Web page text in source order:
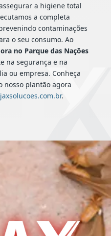
a higiene total
a completa
contaminações
o seu consumo. Ao
no Parque das Nações
na segurança e na
ou empresa. Conheça
nosso plantão agora
.